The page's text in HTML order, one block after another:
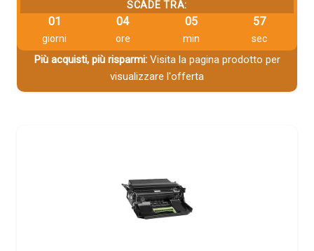
SCADE TRA:
01
giorni
04
ore
05
min
57
sec
Più acquisti, più risparmi:Visita la pagina prodotto per
visualizzare l'offerta